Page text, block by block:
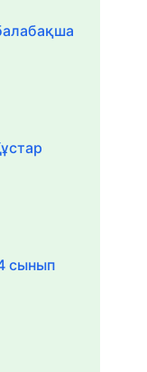
сынып